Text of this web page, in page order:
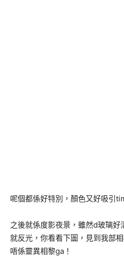
呢個都係好特別，顏色又好吸引
之後就係度影夜景，雖然d玻璃
就反光，你看看下圖，見到我部相
唔係靈異相黎ga！